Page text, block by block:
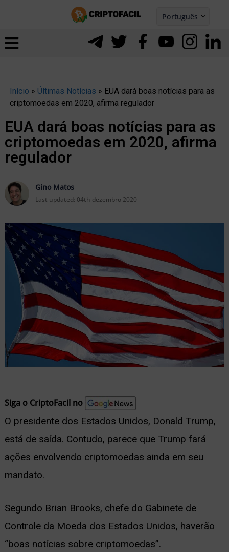
Português
Español
Início » Últimas Notícias » EUA dará boas notícias para as
criptomoedas em 2020, afirma regulador
EUA dará boas notícias para as
criptomoedas em 2020, afirma
regulador
Gino Matos
Last updated: 04th dezembro 2020
Siga o CriptoFacil no
O presidente dos Estados Unidos, Donald Trump,
está de saída. Contudo, parece que Trump fará
ações envolvendo criptomoedas ainda em seu
mandato.
Segundo Brian Brooks, chefe do Gabinete de
Controle da Moeda dos Estados Unidos, haverão
“boas notícias sobre criptomoedas”.